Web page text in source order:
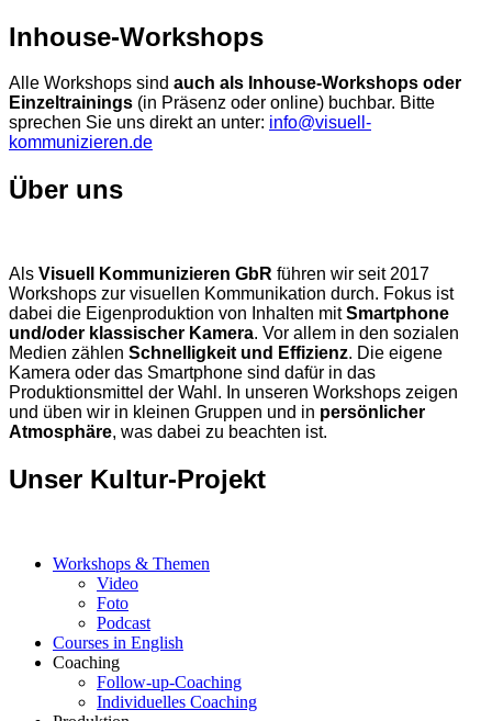
Inhouse-Workshops
Alle Workshops sind auch als Inhouse-Workshops oder
Einzeltrainings (in Präsenz oder online) buchbar. Bitte
sprechen Sie uns direkt an unter: info@visuell-
kommunizieren.de
Über uns
Als Visuell Kommunizieren GbR führen wir seit 2017
Workshops zur visuellen Kommunikation durch. Fokus ist
dabei die Eigenproduktion von Inhalten mitSmartphone
und/oder klassischer Kamera. Vor allem in den sozialen
Medien zählen Schnelligkeit und Effizienz. Die eigene
Kamera oder das Smartphone sind dafür in das
Produktionsmittel der Wahl. In unseren Workshops zeigen
und üben wir in kleinen Gruppen und in persönlicher
Atmosphäre, was dabei zu beachten ist.
Unser Kultur-Projekt
Workshops & Themen
Video
Foto
Podcast
Courses in English
Coaching
Follow-up-Coaching
Individuelles Coaching